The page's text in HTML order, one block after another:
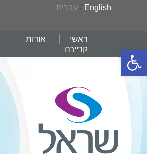
פתח סרגל נגישות
English
/ עברית
ראשי אודות
קריירה